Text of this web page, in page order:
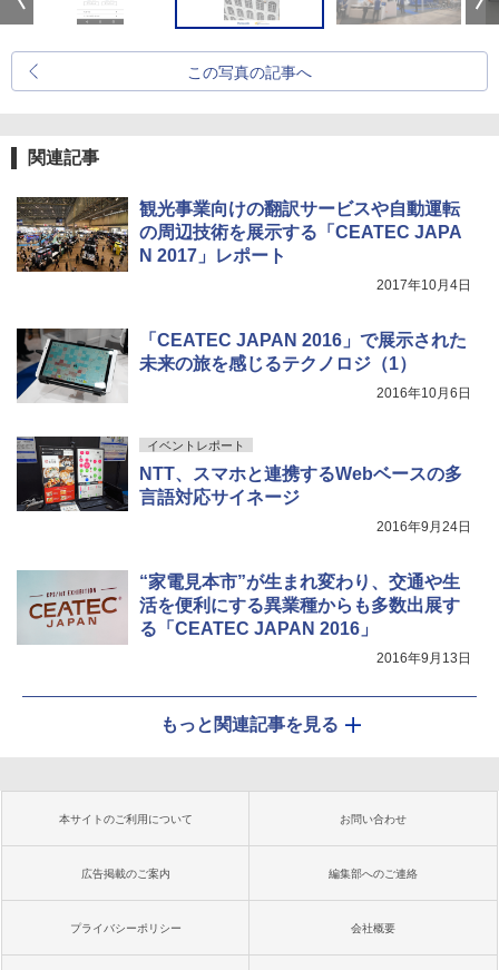
この写真の記事へ
関連記事
観光事業向けの翻訳サービスや自動運転
の周辺技術を展示する「CEATEC JAPA
N 2017」レポート
2017年10月4日
「CEATEC JAPAN 2016」で展示された
未来の旅を感じるテクノロジ（1）
2016年10月6日
イベントレポート
NTT、スマホと連携するWebベースの多
言語対応サイネージ
2016年9月24日
“家電見本市”が生まれ変わり、交通や生
活を便利にする異業種からも多数出展す
る「CEATEC JAPAN 2016」
2016年9月13日
もっと関連記事を見る
本サイトのご利用について お問い合わせ
広告掲載のご案内 編集部へのご連絡
プライバシーポリシー 会社概要